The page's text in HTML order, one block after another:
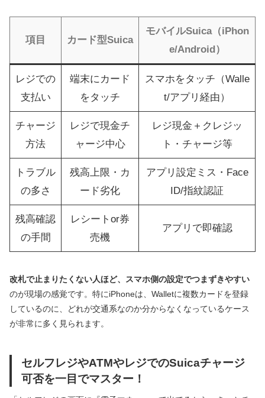
項目 カード型Suica
モバイルSuica（iPhon
e/Android）
レジでの
支払い
端末にカード
をタッチ
スマホをタッチ（Walle
t/アプリ経由）
チャージ
方法
レジで現金チ
ャージ中心
レジ現金＋クレジッ
ト・チャージ等
トラブル
の多さ
残高上限・カ
ード劣化
アプリ設定ミス・Face
ID/指紋認証
残高確認
の手間
レシートor券
売機
アプリで即確認
改札で止まりたくない人ほど、スマホ側の設定でつまずきやすい
のが現場の感覚です。特にiPhoneは、Walletに複数カードを登録
しているのに、どれが交通系なのか分からなくなっているケース
が非常に多く見られます。
セルフレジやATMやレジでのSuicaチャージ
可否を一目でマスター！